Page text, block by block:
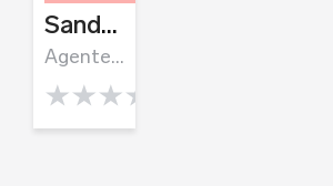
Sandra Marisol Salinas
Agentes inmobiliarios
0.0 rating